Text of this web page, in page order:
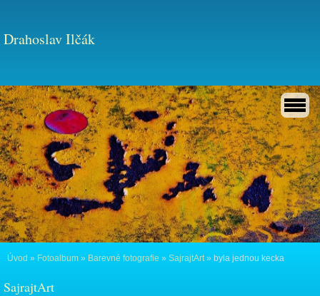
Drahoslav Ilčák
Úvod » Fotoalbum » Barevné fotografie » SajrajtArt» byla jednou kecka
SajrajtArt